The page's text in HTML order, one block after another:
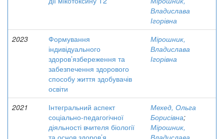
Владислава
Ігорівна
2023
Формування
індивідуального
здоров’язбереження та
забезпечення здорового
способу життя здобувачів
освіти
Мірошник,
Владислава
Ігорівна
2021
Інтегральний аспект
соціально-педагогічної
діяльності вчителя біології
та основ здоров’я
Мехед, Ольга
Борисівна;
Мірошник,
Владислава